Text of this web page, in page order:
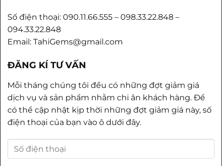
Số điện thoại: 090.11.66.555 – 098.33.22.848 –
094.33.22.848
Email: TahiGems@gmail.com
ĐĂNG KÍ TƯ VẤN
Mỗi tháng chúng tôi đều có những đợt giảm giá
dịch vụ và sản phẩm nhằm chi ân khách hàng. Để
có thể cập nhật kịp thời những đợt giảm giá này, số
điện thoại của bạn vào ô dưới đây.